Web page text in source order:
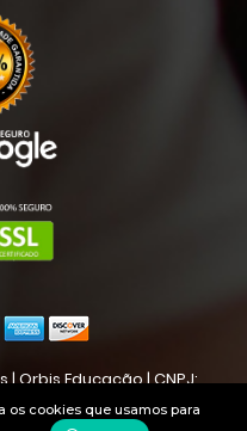
os cookies que usamos para
Orbis Educação | CNPJ: